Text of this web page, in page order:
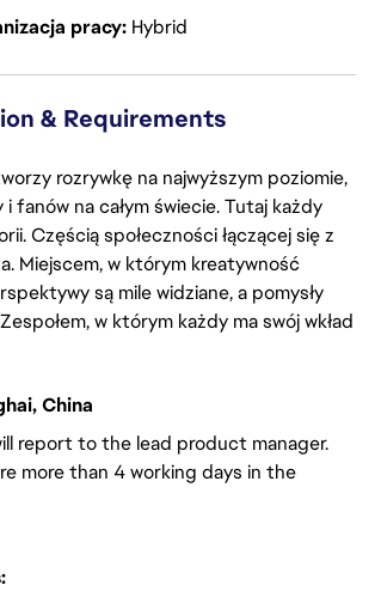
pracy Hybrid
& Requirements
rozrywkę na najwyższym poziomie,
fanów na całym świecie. Tutaj każdy
Częścią społeczności łączącej się z
Miejscem, w którym kreatywność
są mile widziane, a pomysły
w którym każdy ma swój wkład
China
report to the lead product manager.
more than 4 working days in the